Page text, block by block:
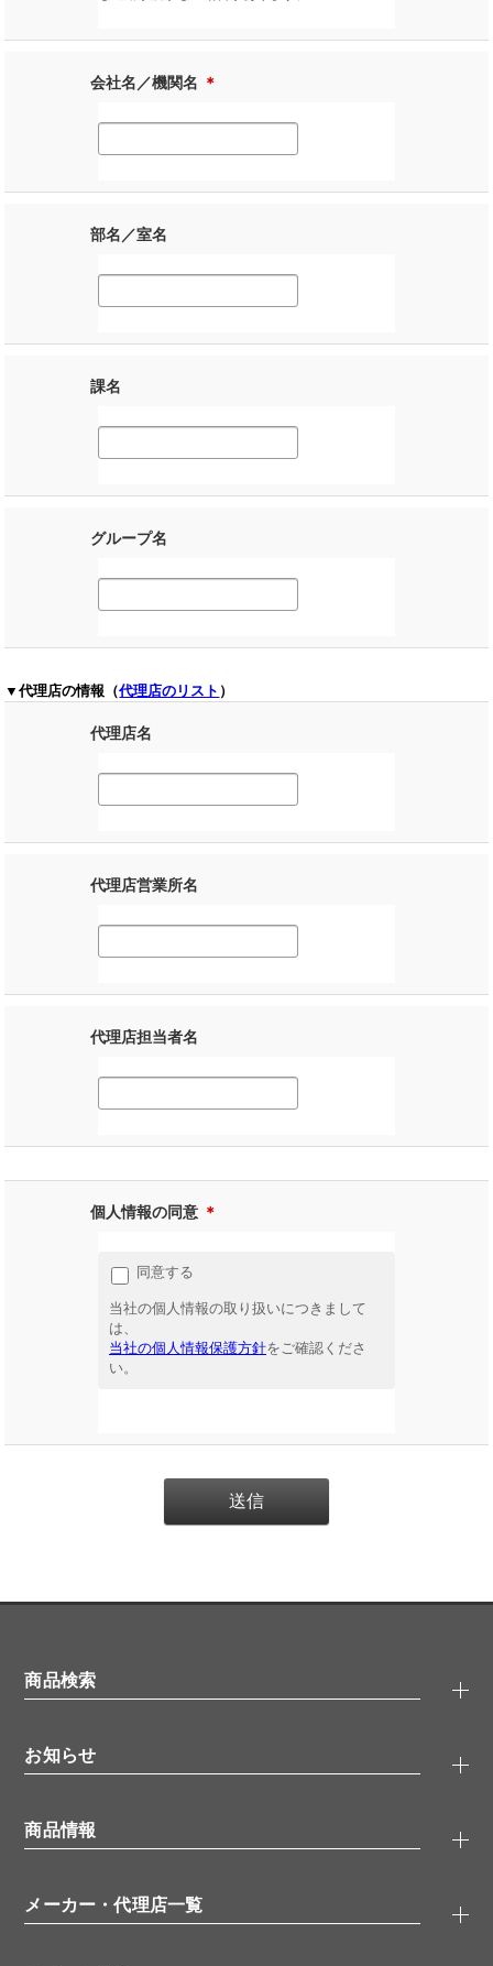
会社名／機関名 ＊
部名／室名
課名
グループ名
▼代理店の情報（代理店のリスト ）
代理店名
代理店営業所名
代理店担当者名
個人情報の同意 ＊
同意する
当社の個人情報の取り扱いにつきまして
は、
当社の個人情報保護方針をご確認くださ
い。
商品検索
タンパク質検索
ELISA/ELISpot検索
品番検索
お知らせ
無料サンプル
ウェビナー （オンラインセミナー）
学会・展示スケジュール
商品情報
抗体
メーカー・代理店一覧